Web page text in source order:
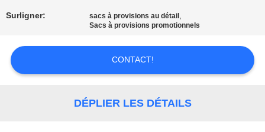
CONTACT
DEMANDE
DE
SOUMISSION
Surligner: sacs à provisions au détail ,
Sacs à provisions promotionnels
CONTACT!
DÉPLIER LES DÉTAILS